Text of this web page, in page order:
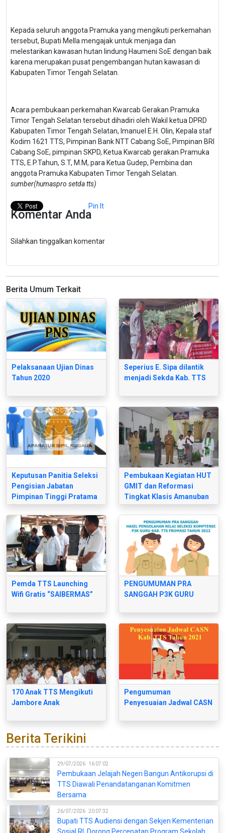
Kepada seluruh anggota Pramuka yang mengikuti perkemahan
tersebut, Bupati Mella mengajak untuk menjaga dan
melestarikan kawasan hutan lindung Haumeni SoE dengan baik
karena merupakan pusat pengembangan hutan kawasan di
Kabupaten Timor Tengah Selatan.
Acara pembukaan perkemahan Kwarcab Gerakan Pramuka
Timor Tengah Selatan tersebut dihadiri oleh Wakil ketua DPRD
Kabupaten Timor Tengah Selatan, Imanuel E.H. Olin, Kepala staf
Kodim 1621 TTS, Pimpinan Bank NTT Cabang SoE, Pimpinan BRI
Cabang SoE, pimpinan SKPD, Ketua Kwarcab gerakan Pramuka
TTS, E.P.Tahun, S.T, M.M, para Ketua Gudep, Pembina dan
anggota Pramuka Kabupaten Timor Tengah Selatan.
sumber(humaspro setda tts)
Pin It
Komentar Anda
Silahkan tinggalkan komentar
Berita Umum Terkait
Pelaksanaan Ujian Dinas
Tahun 2020
Seperius E. Sipa dilantik
menjadi Sekda Kab. TTS
Keputusan Panitia Seleksi
Pengisian Jabatan
Pimpinan Tinggi Pratama
Pembukaan Kegiatan HUT
GMIT dan Reformasi
Tingkat Klasis Amanuban
Pemda TTS Launching
Wifi Gratis “SAIBERMAS”
PENGUMUMAN PRA
SANGGAH P3K GURU
170 Anak TTS Mengikuti
Jambore Anak
Pengumuman
Penyesuaian Jadwal CASN
Berita Terikini
29/07/2026 16:07:02
Pembukaan Jelajah Negeri Bangun Antikorupsi di
TTS Diawali Penandatanganan Komitmen
Bersama
26/07/2026 20:07:32
Bupati TTS Audiensi dengan Sekjen Kementerian
Sosial RI, Dorong Percepatan Program Sekolah